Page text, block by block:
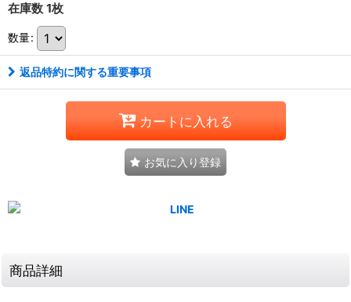
在庫数 1枚
数量:
返品特約に関する重要事項
カートに入れる
お気に入り登録
商品詳細